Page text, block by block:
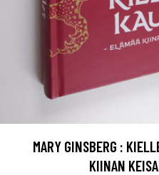
MARY GINSBERG :
KIINAN